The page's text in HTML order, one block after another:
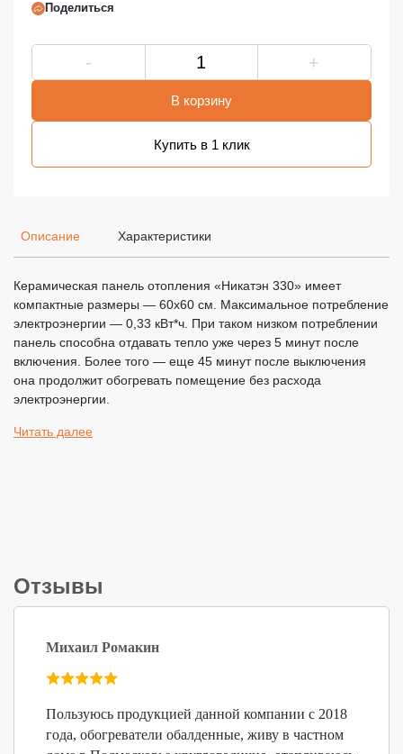
Поделиться
- +
В корзину
Купить в 1 клик
Описание Характеристики
Керамическая панель отопления «Никатэн 330» имеет
компактные размеры — 60х60 см. Максимальное потребление
электроэнергии — 0,33 кВт*ч. При таком низком потреблении
панель способна отдавать тепло уже через 5 минут после
включения. Более того — еще 45 минут после выключения
она продолжит обогревать помещение без расхода
электроэнергии.
Панель полностью пожаробезопасна и может работать
Купить керамический обогреватель Nikaten NT 330 по
выгодной цене можно на нашем сайте.
Читать далее
Отзывы
Михаил Ромакин
Пользуюсь продукцией данной компании с 2018
года, обогреватели обалденные, живу в частном